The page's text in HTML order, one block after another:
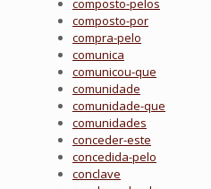
composto-pelos
composto-por
compra-pelo
comunica
comunicou-que
comunidade
comunidade-que
comunidades
conceder-este
concedida-pelo
conclave